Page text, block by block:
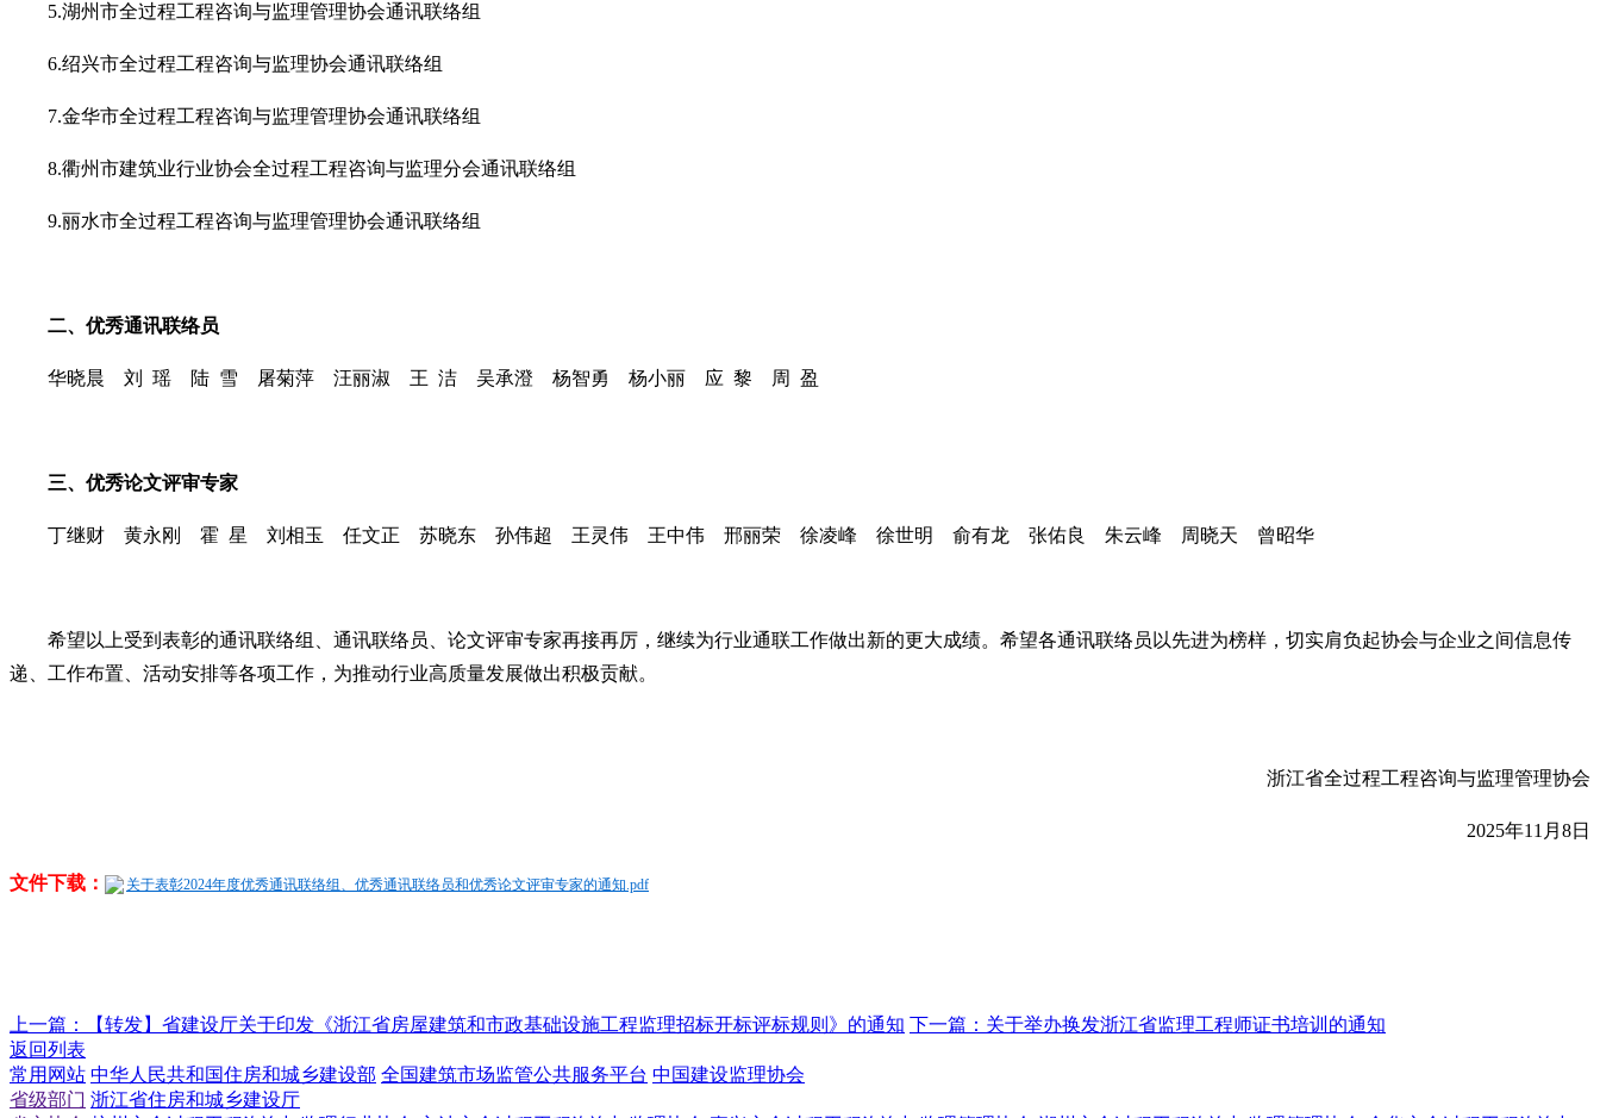
5.湖州市全过程工程咨询与监理管理协会通讯联络组
6.绍兴市全过程工程咨询与监理协会通讯联络组
7.金华市全过程工程咨询与监理管理协会通讯联络组
8.衢州市建筑业行业协会全过程工程咨询与监理分会通讯联络组
9.丽水市全过程工程咨询与监理管理协会通讯联络组
二、优秀通讯联络员
华晓晨 刘 瑶 陆 雪 屠菊萍 汪丽淑 王 洁 吴承澄 杨智勇 杨小丽 应 黎 周 盈
三、优秀论文评审专家
丁继财 黄永刚 霍 星 刘相玉 任文正 苏晓东 孙伟超 王灵伟 王中伟 邢丽荣 徐凌峰 徐世明 俞有龙 张佑良 朱云峰 周晓天 曾昭华
希望以上受到表彰的通讯联络组、通讯联络员、论文评审专家再接再厉，继续为行业通联工作做出新的更大成绩。希望各通讯联络员以先进为榜样，切实肩负起协会与企业之间信息传
递、工作布置、活动安排等各项工作，为推动行业高质量发展做出积极贡献。
浙江省全过程工程咨询与监理管理协会
2025年11月8日
文件下载： 关于表彰2024年度优秀通讯联络组、优秀通讯联络员和优秀论文评审专家的通知.pdf
上一篇： 【转发】省建设厅关于印发《浙江省房屋建筑和市政基础设施工程监理招标开标评标规则》的通知 下一篇： 关于举办换发浙江省监理工程师证书培训的通知
返回列表
常用网站 中华人民共和国住房和城乡建设部 全国建筑市场监管公共服务平台 中国建设监理协会
省级部门 浙江省住房和城乡建设厅